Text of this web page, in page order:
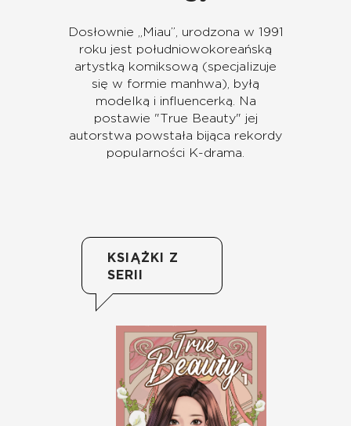
Dosłownie „Miau”, urodzona w 1991
roku jest południowokoreańską
artystką komiksową (specjalizuje
się w formie manhwa), byłą
modelką i influencerką. Na
postawie "True Beauty" jej
autorstwa powstała bijąca rekordy
popularności K-drama.
KSIĄŻKI Z
SERII